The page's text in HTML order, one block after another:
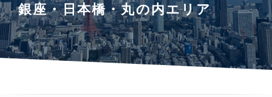
銀座・日本橋・丸の内エリア